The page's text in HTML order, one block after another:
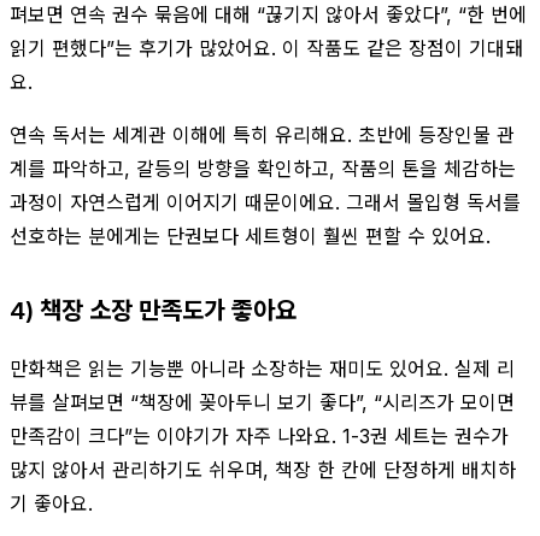
펴보면 연속 권수 묶음에 대해 “끊기지 않아서 좋았다”, “한 번에
읽기 편했다”는 후기가 많았어요. 이 작품도 같은 장점이 기대돼
요.
연속 독서는 세계관 이해에 특히 유리해요. 초반에 등장인물 관
계를 파악하고, 갈등의 방향을 확인하고, 작품의 톤을 체감하는
과정이 자연스럽게 이어지기 때문이에요. 그래서 몰입형 독서를
선호하는 분에게는 단권보다 세트형이 훨씬 편할 수 있어요.
4) 책장 소장 만족도가 좋아요
만화책은 읽는 기능뿐 아니라 소장하는 재미도 있어요. 실제 리
뷰를 살펴보면 “책장에 꽂아두니 보기 좋다”, “시리즈가 모이면
만족감이 크다”는 이야기가 자주 나와요. 1-3권 세트는 권수가
많지 않아서 관리하기도 쉬우며, 책장 한 칸에 단정하게 배치하
기 좋아요.